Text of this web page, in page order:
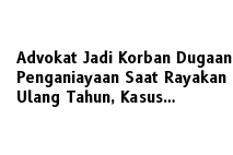
Advokat Jadi Korban Dugaan
Penganiayaan Saat Rayakan
Ulang Tahun, Kasus